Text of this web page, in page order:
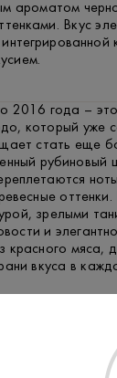
ароматом
Вкус
года – это
который уже
стать еще
рубиновый
зрелыми
и
красного мяса,
вкуса в
в дубовых
вкуса.